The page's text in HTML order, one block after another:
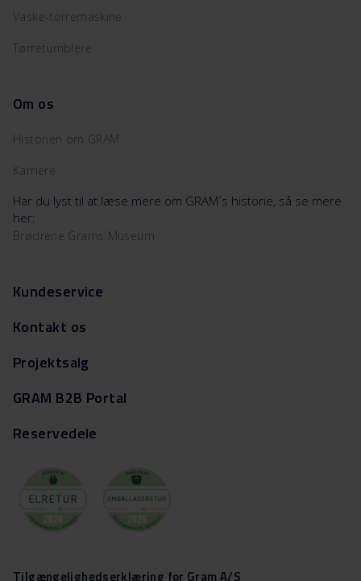
Vaske-tørremaskine
Tørretumblere
Om os
Historien om GRAM
Karriere
Har du lyst til at læse mere om GRAM´s historie, så se mere
her:
Brødrene Grams Museum
Kundeservice
Kontakt os
Projektsalg
GRAM B2B Portal
Reservedele
Tilgængelighedserklæring for Gram A/S